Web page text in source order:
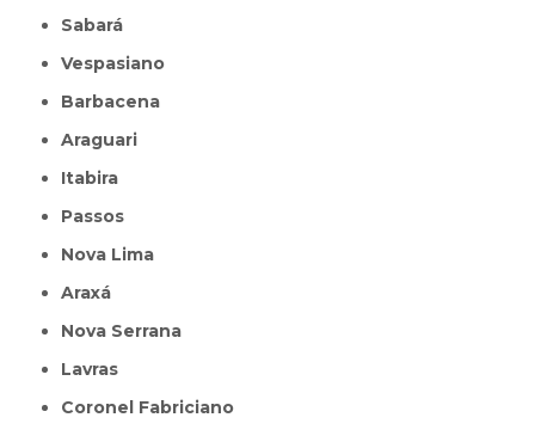
Sabará
Vespasiano
Barbacena
Araguari
Itabira
Passos
Nova Lima
Araxá
Nova Serrana
Lavras
Coronel Fabriciano